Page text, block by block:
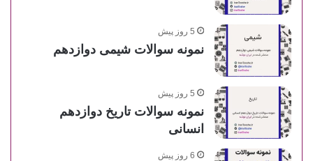
5 روز پیش
نمونه سوالات شیمی دوازدهم
5 روز پیش
نمونه سوالات تاریخ دوازدهم
انسانی
6 روز پیش